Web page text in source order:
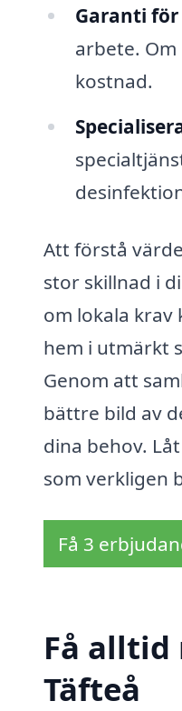
Garanti
arbete.
kostnad.
Att förstå
stor skillnad i
om lokala krav
hem i utmärkt
Genom att
bättre bild av
dina behov.
som verkligen
Få 3
Få
Täfteå